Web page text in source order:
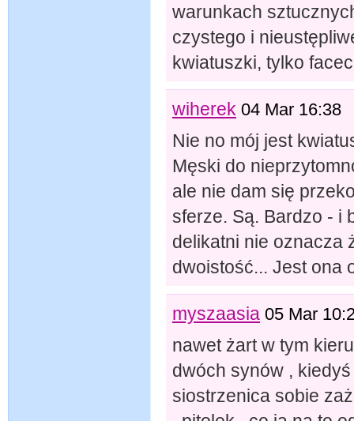
warunkach
czystego i
kwiatuszki, tylko
wiherek 04 Mar 16:38
Nie no mój jest
Męski do
ale nie dam się
sferze. Są. Bardzo - i
delikatni nie oznacza
dwoistość... Jest ona
myszaasia 05 Mar
nawet żart w tym
dwóch synów ,
siostrzenica sobie